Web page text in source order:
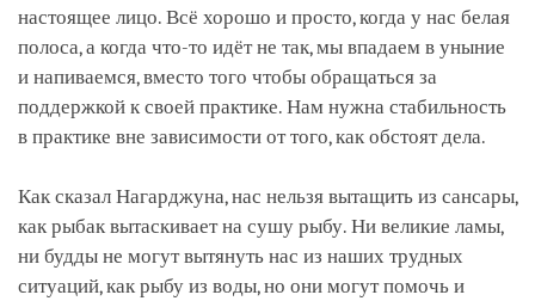
настоящее лицо. Всё хорошо и просто, когда у нас белая
полоса, а когда что-то идёт не так, мы впадаем в уныние
и напиваемся, вместо того чтобы обращаться за
поддержкой к своей практике. Нам нужна стабильность
в практике вне зависимости от того, как обстоят дела.
Как сказал Нагарджуна, нас нельзя вытащить из сансары,
как рыбак вытаскивает на сушу рыбу. Ни великие ламы,
ни будды не могут вытянуть нас из наших трудных
ситуаций, как рыбу из воды, но они могут помочь и